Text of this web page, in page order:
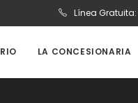
Línea Gratuita:
LA CONCESIONARIA